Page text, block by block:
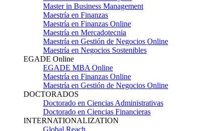
Master in Business Management
Maestría en Finanzas
Maestría en Finanzas Online
Maestría en Mercadotecnia
Maestría en Gestión de Negocios Online
Maestría en Negocios Sostenibles
EGADE Online
EGADE MBA Online
Maestría en Finanzas Online
Maestría en Gestión de Negocios Online
DOCTORADOS
Doctorado en Ciencias Administrativas
Doctorado en Ciencias Financieras
INTERNATIONALIZATION
Global Reach